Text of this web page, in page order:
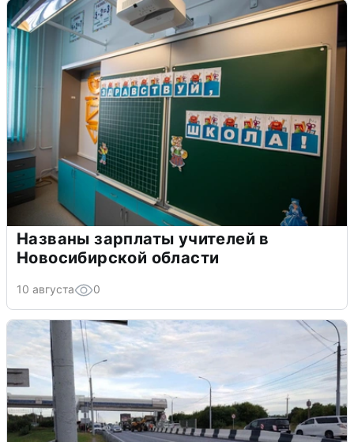
Названы зарплаты учителей в
Новосибирской области
10 августа 0